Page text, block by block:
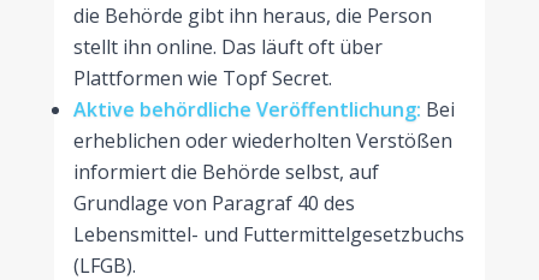
die Behörde gibt ihn heraus, die Person
stellt ihn online. Das läuft oft über
Plattformen wie Topf Secret.
Aktive behördliche Veröffentlichung: Bei
erheblichen oder wiederholten Verstößen
informiert die Behörde selbst, auf
Grundlage von Paragraf 40 des
Lebensmittel- und Futtermittelgesetzbuchs
(LFGB).